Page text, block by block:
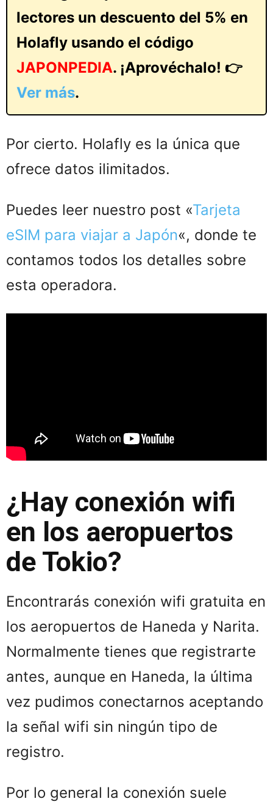
lectores un descuento del 5% en
Holafly usando el código
JAPONPEDIA. ¡Aprovéchalo! 👉
Ver más.
Por cierto. Holafly es la única que
ofrece datos ilimitados.
Puedes leer nuestro post «Tarjeta
eSIM para viajar a Japón«, donde te
contamos todos los detalles sobre
esta operadora.
¿Hay conexión wifi
en los aeropuertos
de Tokio?
Encontrarás conexión wifi gratuita en
los aeropuertos de Haneda y Narita.
Normalmente tienes que registrarte
antes, aunque en Haneda, la última
vez pudimos conectarnos aceptando
la señal wifi sin ningún tipo de
registro.
Por lo general la conexión suele